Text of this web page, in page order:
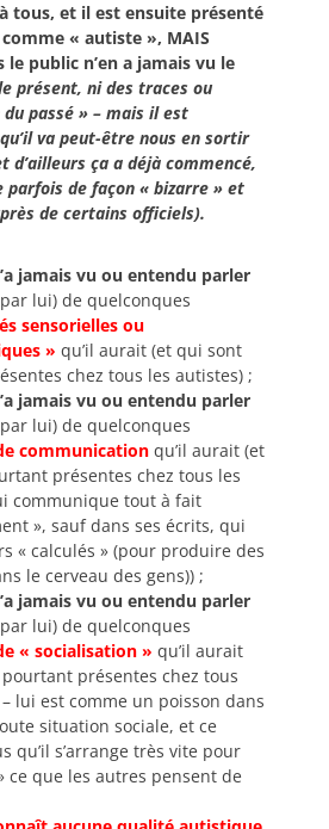
tous, et il est ensuite présenté
« autiste », MAIS
le public n’en a jamais vu le
présent, ni des traces ou
passé » – mais il est
va peut-être nous en sortir
d’ailleurs ça a déjà commencé,
parfois de façon « bizarre » et
de certains officiels).
jamais vu ou entendu parler
lui) de quelconques
sensorielles ou
» qu’il aurait (et qui sont
chez tous les autistes) ;
jamais vu ou entendu parler
lui) de quelconques
communication qu’il aurait (et
présentes chez tous les
communique tout à fait
», sauf dans ses écrits, qui
« calculés » (pour produire des
le cerveau des gens)) ;
jamais vu ou entendu parler
lui) de quelconques
« socialisation » qu’il aurait
présentes chez tous
lui est comme un poisson dans
situation sociale, et ce
qu’il s’arrange très vite pour
ce que les autres pensent de